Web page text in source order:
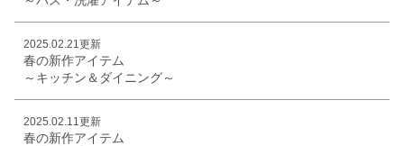
2025.02.21更新
春の新作アイテム
～キッチン＆ダイニング～
2025.02.11更新
春の新作アイテム